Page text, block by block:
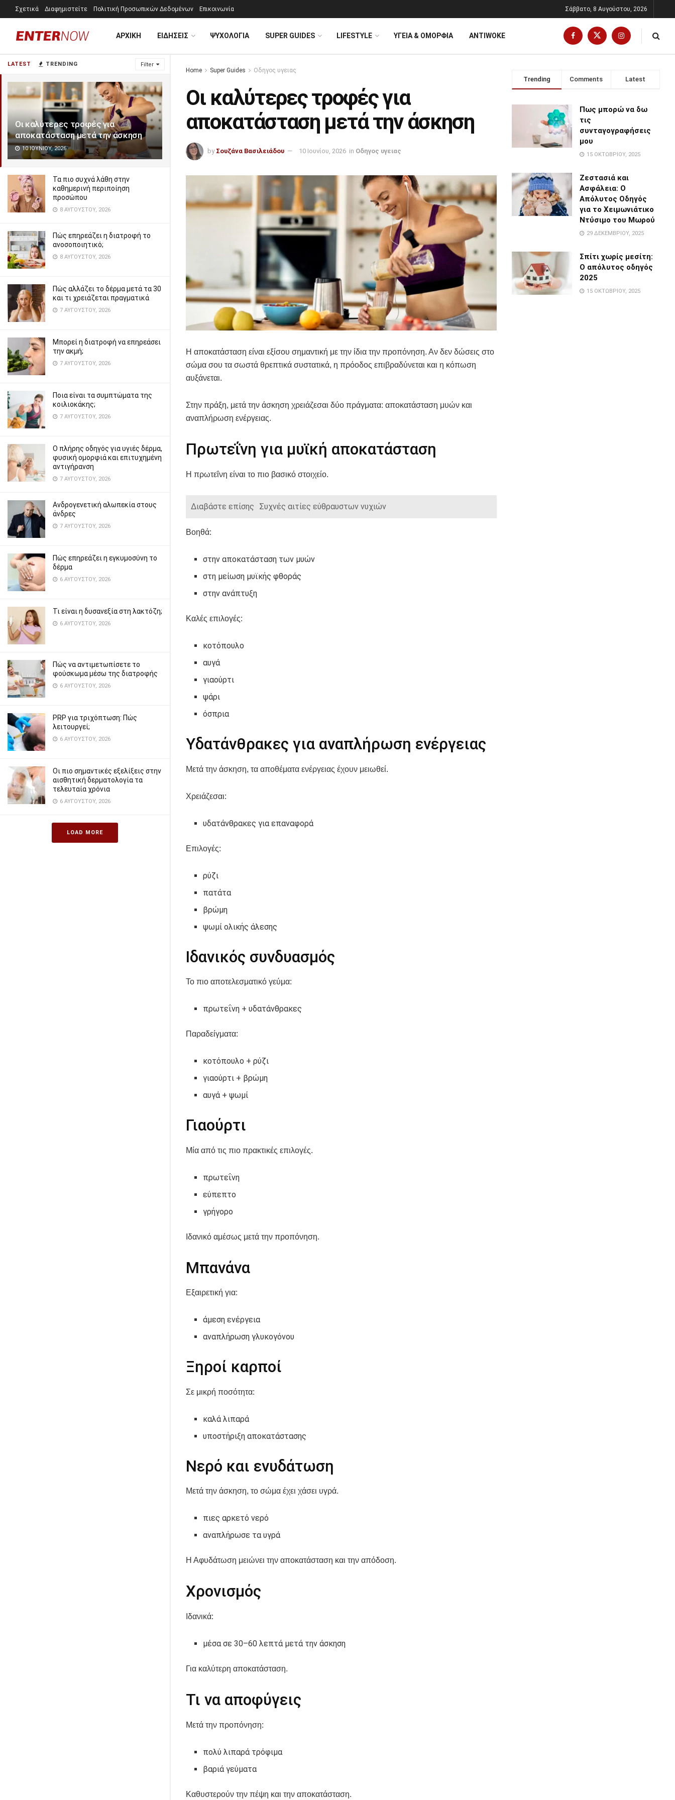
LATEST TRENDING Filter
Οι καλύτερες τροφές για
αποκατάσταση μετά την άσκηση
10 ΙΟΥΝΊΟΥ, 2026
Τα πιο συχνά λάθη στην
καθημερινή περιποίηση
προσώπου
8 ΑΥΓΟΎΣΤΟΥ, 2026
Πώς επηρεάζει η διατροφή το
ανοσοποιητικό;
8 ΑΥΓΟΎΣΤΟΥ, 2026
Πώς αλλάζει το δέρμα μετά τα 30
και τι χρειάζεται πραγματικά
7 ΑΥΓΟΎΣΤΟΥ, 2026
Μπορεί η διατροφή να επηρεάσει
την ακμή;
7 ΑΥΓΟΎΣΤΟΥ, 2026
Ποια είναι τα συμπτώματα της
κοιλιοκάκης;
7 ΑΥΓΟΎΣΤΟΥ, 2026
Ο πλήρης οδηγός για υγιές δέρμα,
φυσική ομορφιά και επιτυχημένη
αντιγήρανση
7 ΑΥΓΟΎΣΤΟΥ, 2026
Ανδρογενετική αλωπεκία στους
άνδρες
7 ΑΥΓΟΎΣΤΟΥ, 2026
Πώς επηρεάζει η εγκυμοσύνη το
δέρμα
6 ΑΥΓΟΎΣΤΟΥ, 2026
Τι είναι η δυσανεξία στη λακτόζη;
6 ΑΥΓΟΎΣΤΟΥ, 2026
Πώς να αντιμετωπίσετε το
φούσκωμα μέσω της διατροφής
6 ΑΥΓΟΎΣΤΟΥ, 2026
PRP για τριχόπτωση: Πώς
λειτουργεί;
6 ΑΥΓΟΎΣΤΟΥ, 2026
Οι πιο σημαντικές εξελίξεις στην
αισθητική δερματολογία τα
τελευταία χρόνια
6 ΑΥΓΟΎΣΤΟΥ, 2026
LOAD MORE
Σχετικά Διαφημιστείτε Πολιτική Προσωπικών Δεδομένων Επικοινωνία Σάββατο, 8 Αυγούστου, 2026
ΑΡΧΙΚΗ ΕΙΔΗΣΕΙΣ ΨΥΧΟΛΟΓΊΑ SUPER GUIDES LIFESTYLE ΥΓΕΙΑ & ΟΜΟΡΦΙΑ ANTIWOKE
Home Super Guides Οδηγος υγειας
Οι καλύτερες τροφές για
αποκατάσταση μετά την άσκηση
by Σουζάνα Βασιλειάδου 10 Ιουνίου, 2026 in Οδηγος υγειας
Η αποκατάσταση είναι εξίσου σημαντική με την ίδια την προπόνηση. Αν δεν δώσεις στο
σώμα σου τα σωστά θρεπτικά συστατικά, η πρόοδος επιβραδύνεται και η κόπωση
αυξάνεται.
Στην πράξη, μετά την άσκηση χρειάζεσαι δύο πράγματα: αποκατάσταση μυών και
αναπλήρωση ενέργειας.
Πρωτεΐνη για μυϊκή αποκατάσταση
Η πρωτεΐνη είναι το πιο βασικό στοιχείο.
Διαβάστε επίσης Συχνές αιτίες εύθραυστων νυχιών
Βοηθά:
στην αποκατάσταση των μυών
στη μείωση μυϊκής φθοράς
στην ανάπτυξη
Καλές επιλογές:
κοτόπουλο
αυγά
γιαούρτι
ψάρι
όσπρια
Υδατάνθρακες για αναπλήρωση ενέργειας
Μετά την άσκηση, τα αποθέματα ενέργειας έχουν μειωθεί.
Χρειάζεσαι:
υδατάνθρακες για επαναφορά
Επιλογές:
ρύζι
πατάτα
βρώμη
ψωμί ολικής άλεσης
Ιδανικός συνδυασμός
Το πιο αποτελεσματικό γεύμα:
πρωτεΐνη + υδατάνθρακες
Παραδείγματα:
κοτόπουλο + ρύζι
γιαούρτι + βρώμη
αυγά + ψωμί
Γιαούρτι
Μία από τις πιο πρακτικές επιλογές.
πρωτεΐνη
εύπεπτο
γρήγορο
Ιδανικό αμέσως μετά την προπόνηση.
Μπανάνα
Εξαιρετική για:
άμεση ενέργεια
αναπλήρωση γλυκογόνου
Ξηροί καρποί
Σε μικρή ποσότητα:
καλά λιπαρά
υποστήριξη αποκατάστασης
Νερό και ενυδάτωση
Μετά την άσκηση, το σώμα έχει χάσει υγρά.
πιες αρκετό νερό
αναπλήρωσε τα υγρά
Η Αφυδάτωση μειώνει την αποκατάσταση και την απόδοση.
Χρονισμός
Ιδανικά:
μέσα σε 30–60 λεπτά μετά την άσκηση
Για καλύτερη αποκατάσταση.
Τι να αποφύγεις
Μετά την προπόνηση:
πολύ λιπαρά τρόφιμα
βαριά γεύματα
Καθυστερούν την πέψη και την αποκατάσταση.
Trending Comments Latest
Πως μπορώ να δω
τις
συνταγογραφήσεις
μου
15 ΟΚΤΩΒΡΊΟΥ, 2025
Ζεστασιά και
Ασφάλεια: Ο
Απόλυτος Οδηγός
για το Χειμωνιάτικο
Ντύσιμο του Μωρού
29 ΔΕΚΕΜΒΡΊΟΥ, 2025
Σπίτι χωρίς μεσίτη:
Ο απόλυτος οδηγός
2025
15 ΟΚΤΩΒΡΊΟΥ, 2025